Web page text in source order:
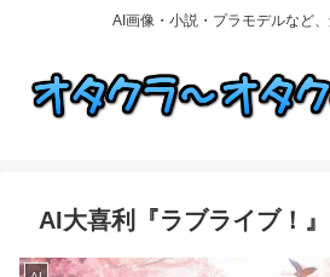
AI画像・小説・プラモデルなど
AI大喜利『ラブライブ！』